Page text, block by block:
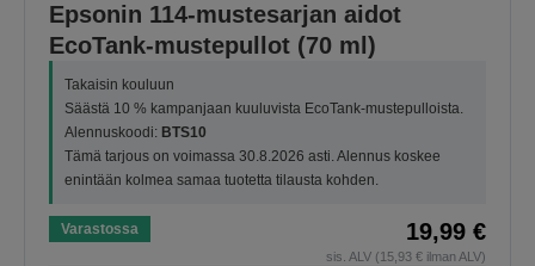
Epsonin 114-mustesarjan aidot
EcoTank-mustepullot (70 ml)
Takaisin kouluun
Säästä 10 % kampanjaan kuuluvista EcoTank-mustepulloista.
Alennuskoodi: BTS10
Tämä tarjous on voimassa 30.8.2026 asti. Alennus koskee
enintään kolmea samaa tuotetta tilausta kohden.
Varastossa 19,99 €
sis. ALV (15,93 € ilman ALV)